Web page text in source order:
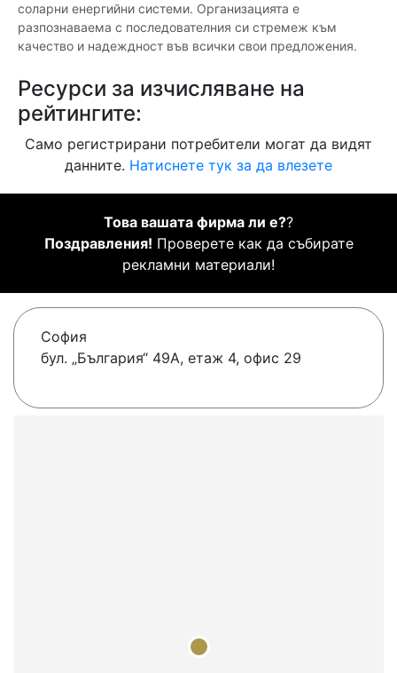
соларни енергийни системи. Организацията е
разпознаваема с последователния си стремеж към
качество и надеждност във всички свои предложения.
Ресурси за изчисляване на
рейтингите:
Само регистрирани потребители могат да видят
данните. Натиснете тук за да влезете
Това вашата фирма ли е??
Поздравления! Проверете как да събирате
рекламни материали!
София
бул. „България“ 49А, етаж 4, офис 29